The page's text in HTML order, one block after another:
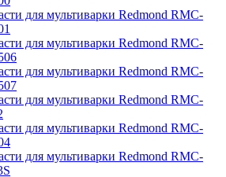
для мультиварки Redmond RMC-
для мультиварки Redmond RMC-
для мультиварки Redmond RMC-
для мультиварки Redmond RMC-
для мультиварки Redmond RMC-
для мультиварки Redmond RMC-